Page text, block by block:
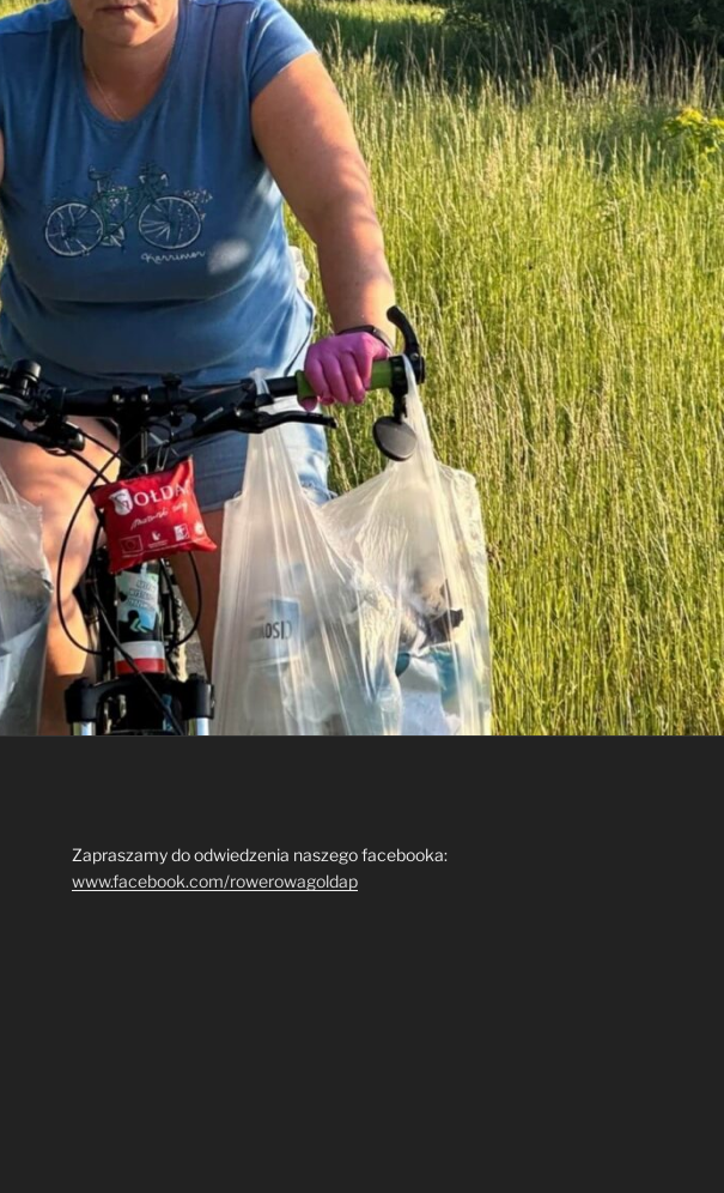
Zapraszamy do odwiedzenia naszego facebooka:
www.facebook.com/rowerowagoldap